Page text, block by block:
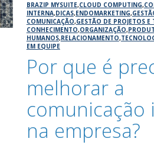
BRAZIP MYSUITE,CLOUD COMPUTING,
INTERNA,DICAS,ENDOMARKETING,
COMUNICAÇÃO,GESTÃO DE PROJETOS E
CONHECIMENTO,ORGANIZAÇÃO,
HUMANOS,RELACIONAMENTO,
EM EQUIPE
Por que é
melhorar a
comunicação
na empresa?